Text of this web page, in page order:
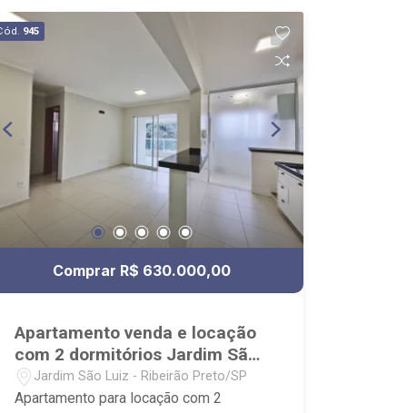
945
Comprar R$ 630.000,00
Apartamento venda e locação
com 2 dormitórios Jardim São
LuizJardim São Luiz - Ribeirão Preto/SP
Apartamento para locação com 2